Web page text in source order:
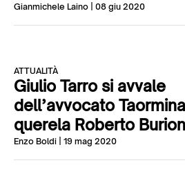
Gianmichele Laino | 08 giu 2020
ATTUALITÀ
Giulio Tarro si avvale
dell’avvocato
querela Roberto
Enzo Boldi | 19 mag 2020